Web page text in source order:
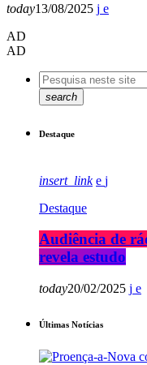
today13/08/2025
AD
AD
search
Destaque
insert_link
Destaque
Audiência de
revela estudo
today20/02/2025
Últimas Notícias